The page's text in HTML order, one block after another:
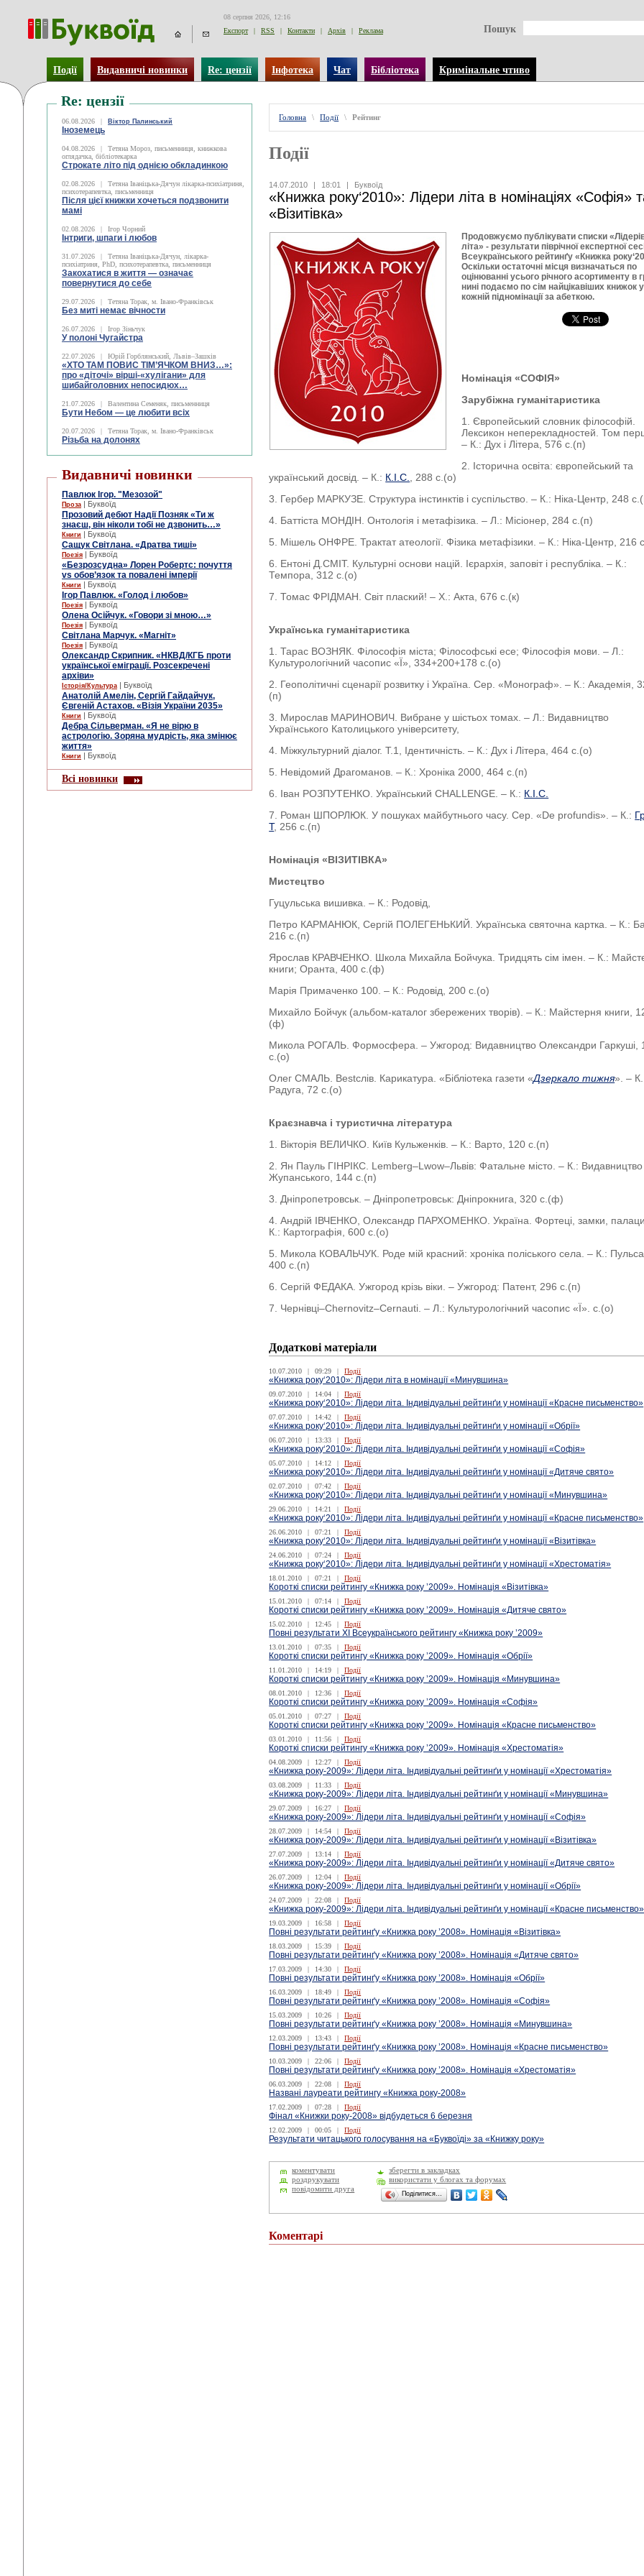
08 серпня 2026, 12:16
Експорт
| RSS | Контакти | Архів | Реклама Пошук
Події Видавничі новинки Re: цензії Інфотека Чат Бібліотека Кримінальне чтиво
Re: цензії
06.08.2026 | Віктор Палинський
Іноземець
04.08.2026 |
Тетяна Мороз, письменниця, книжкова
оглядачка, бібліотекарка
Строкате літо під однією обкладинкою
02.08.2026 |
Тетяна Іваніцька-Дячун лікарка-психіатриня,
психотерапевтка, письменниця
Після цієї книжки хочеться подзвонити
мамі
02.08.2026 | Ігор Чорний
Інтриги, шпаги і любов
31.07.2026 |
Тетяна Іваніцька-Дячун, лікарка-
психіатриня, PhD, психотерапевтка, письменниця
Закохатися в життя — означає
повернутися до себе
29.07.2026 | Тетяна Торак, м. Івано-Франківськ
Без миті немає вічности
26.07.2026 | Ігор Зіньчук
У полоні Чугайстра
22.07.2026 | Юрій Горблянський, Львів–Зашків
«ХТО ТАМ ПОВИС ТІМ’ЯЧКОМ ВНИЗ…»:
про «діточі» вірші-«хулігани» для
шибайголовних непосидюх…
21.07.2026 | Валентина Семеняк, письменниця
Бути Небом ― це любити всіх
20.07.2026 | Тетяна Торак, м. Івано-Франківськ
Різьба на долонях
Видавничі новинки
Павлюк Ігор. "Мезозой"
Проза | Буквоїд
Прозовий дебют Надії Позняк «Ти ж
знаєш, він ніколи тобі не дзвонить…»
Книги | Буквоїд
Сащук Світлана. «Дратва тиші»
Поезія | Буквоїд
«Безрозсудна» Лорен Робертс: почуття
vs обов’язок та повалені імперії
Книги | Буквоїд
Ігор Павлюк. «Голод і любов»
Поезія | Буквоїд
Олена Осійчук. «Говори зі мною…»
Поезія | Буквоїд
Світлана Марчук. «Магніт»
Поезія | Буквоїд
Олександр Скрипник. «НКВД/КГБ проти
української еміграції. Розсекречені
архіви»
Історія/Культура | Буквоїд
Анатолій Амелін, Сергій Гайдайчук,
Євгеній Астахов. «Візія України 2035»
Книги | Буквоїд
Дебра Сільверман. «Я не вірю в
астрологію. Зоряна мудрість, яка змінює
життя»
Книги | Буквоїд
Всі новинки
Головна \ Події \ Рейтинг
Події
14.07.2010 | 18:01 | Буквоїд
«Книжка року‘2010»: Лідери літа в номінаціях «Софія»
«Візитівка»
Продовжуємо публікувати списки
літа» - результати піврічної експертної
Всеукраїнського рейтинґу «Книжка
Оскільки остаточні місця визначаться по
оцінюванні усього річного асортименту в
нині подаємо по сім найцікавіших книжок у
кожній підномінації за абеткою.
Номінація «СОФІЯ»
Зарубіжна гуманітаристика
1. Європейський словник філософій.
Лексикон неперекладностей. Том
– К.: Дух і Літера, 576 с.(п)
2. Історична освіта: європейський та
український досвід. – К.: К.І.С.
, 288 с.(о)
3. Гербер МАРКУЗЕ. Структура інстинктів і суспільство. – К.: Ніка-Центр, 248
4. Баттіста МОНДІН. Онтологія і метафізика. – Л.: Місіонер, 284 с.(п)
5. Мішель ОНФРЕ. Трактат атеології. Фізика метафізики. – К.: Ніка-Центр, 216
6. Ентоні Д.СМІТ. Культурні основи націй. Ієрархія, заповіт і республіка. – К.:
Темпора, 312 с.(о)
7. Томас ФРІДМАН. Світ плаский! – Х.: Акта, 676 с.(к)
Українська гуманітаристика
1. Тарас ВОЗНЯК. Філософія міста; Філософські есе; Філософія мови. – Л.:
Культурологічний часопис «Ї», 334+200+178 с.(о)
2. Геополітичні сценарії розвитку і Україна. Сер. «Монограф». – К.: Академія,
(п)
3. Мирослав МАРИНОВИЧ. Вибране у шістьох томах. – Л.: Видавництво
Українського Католицького університету,
4. Міжкультурний діалог. Т.1, Ідентичність. – К.: Дух і Літера, 464 с.(о)
5. Невідомий Драгоманов. – К.: Хроніка 2000, 464 с.(п)
6. Іван РОЗПУТЕНКО. Український CHALLENGE. – К.: К.І.С.
7. Роман ШПОРЛЮК. У пошуках майбутнього часу. Сер. «De profundis». – К.:
Т, 256 с.(п)
Номінація «ВІЗИТІВКА»
Мистецтво
Гуцульська вишивка. – К.: Родовід,
Петро КАРМАНЮК, Сергій ПОЛЕГЕНЬКИЙ. Українська святочна картка. – К.:
216 с.(п)
Ярослав КРАВЧЕНКО. Школа Михайла Бойчука. Тридцять сім імен. – К.:
книги; Оранта, 400 с.(ф)
Марія Примаченко 100. – К.: Родовід, 200 с.(о)
Михайло Бойчук (альбом-каталог збережених творів). – К.: Майстерня книги,
(ф)
Микола РОГАЛЬ. Формосфера. – Ужгород: Видавництво Олександри Гаркуші,
с.(о)
Олег СМАЛЬ. Bestслів. Карикатура. «Бібліотека газети «Дзеркало тижня». –
Радуга, 72 с.(о)
Краєзнавча і туристична література
1. Вікторія ВЕЛИЧКО. Київ Кульженків. – К.: Варто, 120 с.(п)
2. Ян Пауль ГІНРІКС. Lemberg–Lwow–Львів: Фатальне місто. – К.: Видавництво
Жупанського, 144 с.(п)
3. Дніпропетровськ. – Дніпропетровськ: Дніпрокнига, 320 с.(ф)
4. Андрій ІВЧЕНКО, Олександр ПАРХОМЕНКО. Україна. Фортеці, замки,
К.: Картографія, 600 с.(о)
5. Микола КОВАЛЬЧУК. Роде мій красний: хроніка поліського села. – К.:
400 с.(п)
6. Сергій ФЕДАКА. Ужгород крізь віки. – Ужгород: Патент, 296 с.(п)
7. Чернівці–Chernovitz–Cernauti. – Л.: Культурологічний часопис «Ї». с.(о)
Додаткові матеріали
10.07.2010 | 09:29 | Події
«Книжка року‘2010»: Лідери літа в номінації «Минувшина»
09.07.2010 | 14:04 | Події
«Книжка року‘2010»: Лідери літа. Індивідуальні рейтинґи у номінації «Красне письменство»
07.07.2010 | 14:42 | Події
«Книжка року‘2010»: Лідери літа. Індивідуальні рейтинґи у номінації «Обрії»
06.07.2010 | 13:33 | Події
«Книжка року‘2010»: Лідери літа. Індивідуальні рейтинґи у номінації «Софія»
05.07.2010 | 14:12 | Події
«Книжка року‘2010»: Лідери літа. Індивідуальні рейтинґи у номінації «Дитяче свято»
02.07.2010 | 07:42 | Події
«Книжка року‘2010»: Лідери літа. Індивідуальні рейтинґи у номінації «Минувшина»
29.06.2010 | 14:21 | Події
«Книжка року‘2010»: Лідери літа. Індивідуальні рейтинґи у номінації «Красне письменство»
26.06.2010 | 07:21 | Події
«Книжка року‘2010»: Лідери літа. Індивідуальні рейтинґи у номінації «Візитівка»
24.06.2010 | 07:24 | Події
«Книжка року‘2010»: Лідери літа. Індивідуальні рейтинґи у номінації «Хрестоматія»
18.01.2010 | 07:21 | Події
Короткі списки рейтингу «Книжка року ’2009». Номінація «Візитівка»
15.01.2010 | 07:14 | Події
Короткі списки рейтингу «Книжка року ’2009». Номінація «Дитяче свято»
15.02.2010 | 12:45 | Події
Повні результати XІ Всеукраїнського рейтингу «Книжка року ’2009»
13.01.2010 | 07:35 | Події
Короткі списки рейтингу «Книжка року ’2009». Номінація «Обрії»
11.01.2010 | 14:19 | Події
Короткі списки рейтингу «Книжка року ’2009». Номінація «Минувшина»
08.01.2010 | 12:36 | Події
Короткі списки рейтингу «Книжка року ’2009». Номінація «Софія»
05.01.2010 | 07:27 | Події
Короткі списки рейтингу «Книжка року ’2009». Номінація «Красне письменство»
03.01.2010 | 11:56 | Події
Короткі списки рейтингу «Книжка року ’2009». Номінація «Хрестоматія»
04.08.2009 | 12:27 | Події
«Книжка року-2009»: Лідери літа. Індивідуальні рейтинґи у номінації «Хрестоматія»
03.08.2009 | 11:33 | Події
«Книжка року-2009»: Лідери літа. Індивідуальні рейтинґи у номінації «Минувшина»
29.07.2009 | 16:27 | Події
«Книжка року-2009»: Лідери літа. Індивідуальні рейтинґи у номінації «Софія»
28.07.2009 | 14:54 | Події
«Книжка року-2009»: Лідери літа. Індивідуальні рейтинґи у номінації «Візитівка»
27.07.2009 | 13:14 | Події
«Книжка року-2009»: Лідери літа. Індивідуальні рейтинґи у номінації «Дитяче свято»
26.07.2009 | 12:04 | Події
«Книжка року-2009»: Лідери літа. Індивідуальні рейтинґи у номінації «Обрії»
24.07.2009 | 22:08 | Події
«Книжка року-2009»: Лідери літа. Індивідуальні рейтинґи у номінації «Красне письменство»
19.03.2009 | 16:58 | Події
Повні результати рейтинґу «Книжка року ’2008». Номінація «Візитівка»
18.03.2009 | 15:39 | Події
Повні результати рейтинґу «Книжка року ’2008». Номінація «Дитяче свято»
17.03.2009 | 14:30 | Події
Повні результати рейтинґу «Книжка року ’2008». Номінація «Обрії»
16.03.2009 | 18:49 | Події
Повні результати рейтинґу «Книжка року ’2008». Номінація «Софія»
15.03.2009 | 10:26 | Події
Повні результати рейтинґу «Книжка року ’2008». Номінація «Минувшина»
12.03.2009 | 13:43 | Події
Повні результати рейтинґу «Книжка року ’2008». Номінація «Красне письменство»
10.03.2009 | 22:06 | Події
Повні результати рейтинґу «Книжка року ’2008». Номінація «Хрестоматія»
06.03.2009 | 22:08 | Події
Названі лауреати рейтингу «Книжка року-2008»
17.02.2009 | 07:28 | Події
Фінал «Книжки року-2008» відбудеться 6 березня
12.02.2009 | 00:05 | Події
Результати читацького голосування на «Буквоїді» за «Книжку року»
коментувати
зберегти в закладках
роздрукувати
використати у блогах та форумах
повідомити друга
Поділитися…
Коментарі